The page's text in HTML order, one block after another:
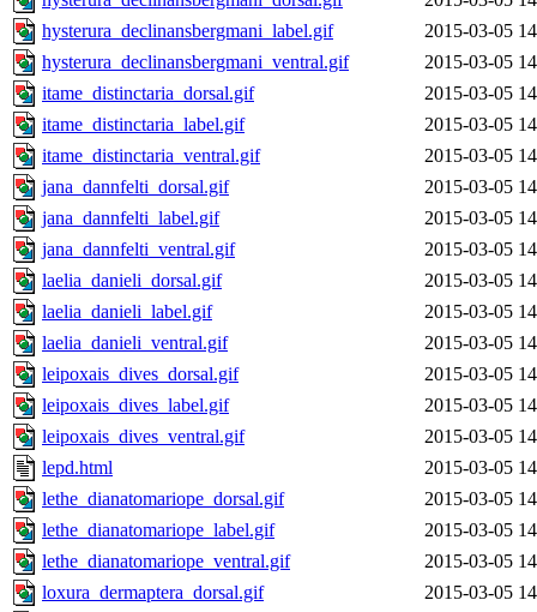
hysterura_declinansbergmani_label.gif
2015-03-05
hysterura_declinansbergmani_ventral.gif
2015-03-05
itame_distinctaria_dorsal.gif
2015-03-05
itame_distinctaria_label.gif
2015-03-05
itame_distinctaria_ventral.gif
2015-03-05
jana_dannfelti_dorsal.gif
2015-03-05
jana_dannfelti_label.gif
2015-03-05
jana_dannfelti_ventral.gif
2015-03-05
laelia_danieli_dorsal.gif
2015-03-05
laelia_danieli_label.gif
2015-03-05
laelia_danieli_ventral.gif
2015-03-05
leipoxais_dives_dorsal.gif
2015-03-05
leipoxais_dives_label.gif
2015-03-05
leipoxais_dives_ventral.gif
2015-03-05
lepd.html
2015-03-05
lethe_dianatomariope_dorsal.gif
2015-03-05
lethe_dianatomariope_label.gif
2015-03-05
lethe_dianatomariope_ventral.gif
2015-03-05
loxura_dermaptera_dorsal.gif
2015-03-05